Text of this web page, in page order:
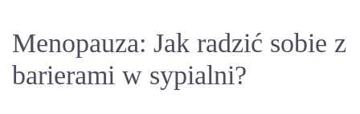
Menopauza: Jak radzić sobie z
barierami w sypialni?